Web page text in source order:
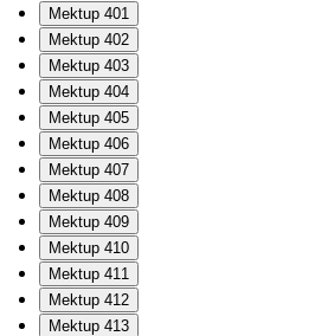
Mektup 401
Mektup 402
Mektup 403
Mektup 404
Mektup 405
Mektup 406
Mektup 407
Mektup 408
Mektup 409
Mektup 410
Mektup 411
Mektup 412
Mektup 413